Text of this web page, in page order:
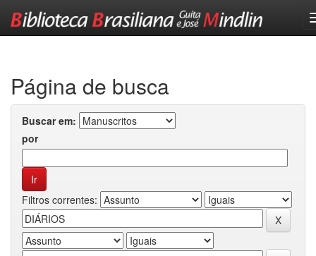
Página de busca
Buscar em:
por
Filtros correntes: